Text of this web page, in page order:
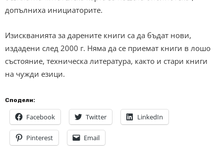
допълниха инициаторите.
Изискванията за дарените книги са да бъдат нови,
издадени след 2000 г. Няма да се приемат книги в лошо
състояние, техническа литература, както и стари книги
на чужди езици.
Сподели:
Facebook Twitter LinkedIn
Pinterest Email